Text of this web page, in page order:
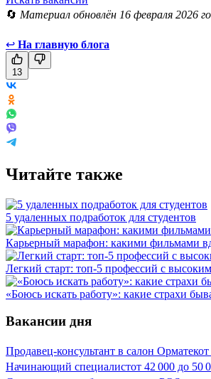
🔄 Материал обновлён 16 февраля 2026
↩ На главную блога
13
Читайте также
5 удаленных подработок для студентов
Карьерный марафон: какими фильмами
Легкий старт: топ-5 профессий с
«Боюсь искать работу»: какие страхи
Вакансии дня
Продавец-консультант в салон Орматекот
Начинающий специалистот 42 000 до 50